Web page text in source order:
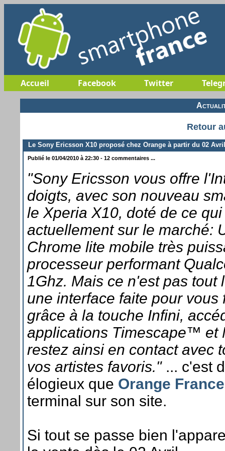
Accueil Facebook Twitter
Retour
Le Sony Ericsson X10 proposé chez Orange à partir du 02 Avril
Publié le 01/04/2010 à 22:30 - 12 commentaires ...
"Sony Ericsson vous offre
doigts, avec son nouveau
le Xperia X10, doté de ce
actuellement sur le marché:
Chrome lite mobile très
processeur performant
1Ghz. Mais ce n'est pas tout
une interface faite pour vous
grâce à la touche Infini,
applications Timescape™
restez ainsi en contact avec
vos artistes favoris."... c'est
élogieux que Orange France
terminal sur son site.
Si tout se passe bien